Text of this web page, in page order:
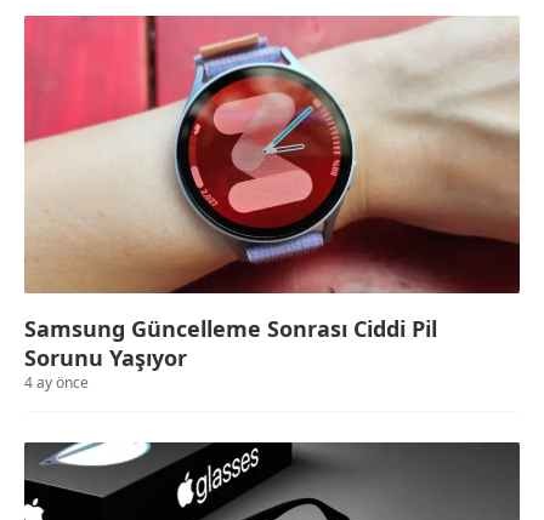
Samsung Güncelleme Sonrası Ciddi Pil
Sorunu Yaşıyor
4 ay önce